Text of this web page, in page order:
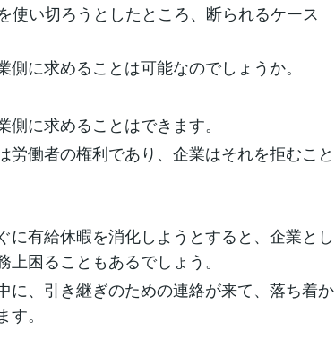
使い切ろうとしたところ、断られるケース
に求めることは可能なのでしょうか。
に求めることはできます。
労働者の権利であり、企業はそれを拒むこと
に有給休暇を消化しようとすると、企業とし
困ることもあるでしょう。
に、引き継ぎのための連絡が来て、落ち着か
。